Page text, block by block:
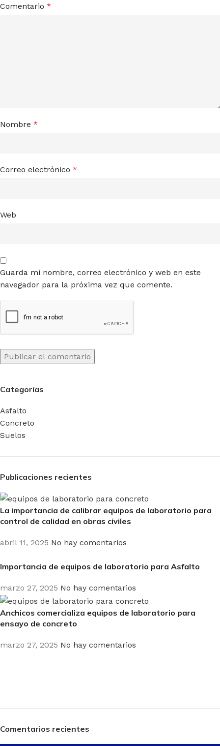
Comentario *
Nombre *
Correo electrónico *
Web
Guarda mi nombre, correo electrónico y web en este
navegador para la próxima vez que comente.
Categorías
Asfalto
Concreto
Suelos
Publicaciones recientes
La importancia de calibrar equipos de laboratorio para
control de calidad en obras civiles
abril 11, 2025 No hay comentarios
Importancia de equipos de laboratorio para Asfalto
marzo 27, 2025 No hay comentarios
Anchicos comercializa equipos de laboratorio para
ensayo de concreto
marzo 27, 2025 No hay comentarios
Read More
Comentarios recientes